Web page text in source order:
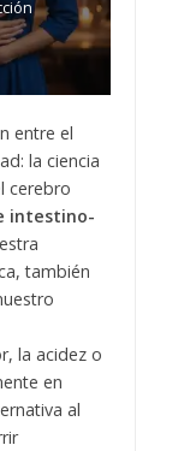
entre el
la ciencia
cerebro
intestino-
también
la acidez o
en
al